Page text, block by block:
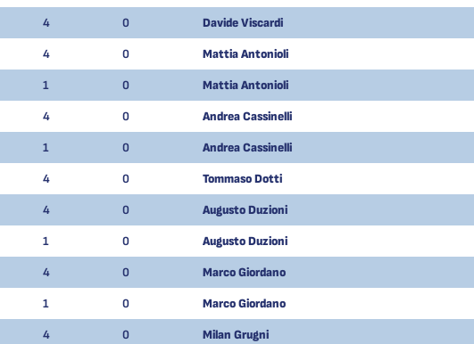
4 0 Davide Viscardi
4 0 Mattia Antonioli
1 0 Mattia Antonioli
4 0 Andrea Cassinelli
1 0 Andrea Cassinelli
4 0 Tommaso Dotti
4 0 Augusto Duzioni
1 0 Augusto Duzioni
4 0 Marco Giordano
1 0 Marco Giordano
4 0 Milan Grugni